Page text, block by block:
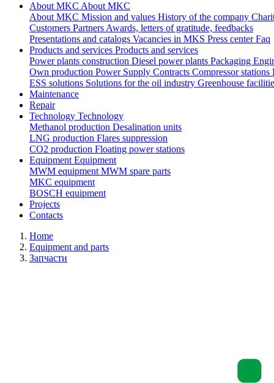
About MKC About MKC
About MKC Mission and values History of the company
Customers PartnersAwards, letters of gratitude, feedbacks
Presentations and catalogs Vacancies in MKS Press centerFaq
Products and services Products and services
Power plants construction Diesel power plants Packaging
Own production Power Supply Contracts Compressor stations
ESS solutions Solutions for the oil industry Greenhouse
Maintenance
Repair
Technology Technology
Methanol production Desalination units
LNG production Flares suppression
СО2 production Floating power stations
EquipmentEquipment
MWM equipmentMWM spare parts
MKC equipment
BOSCH equipment
Projects
Contacts
Home
Equipment and parts
Запчасти